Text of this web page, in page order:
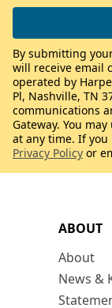
ABOUT
About
News &
By submitting
will receive email
operated by
Pl, Nashville, TN
communications
Gateway. You
at any time. If you
Privacy Policy or